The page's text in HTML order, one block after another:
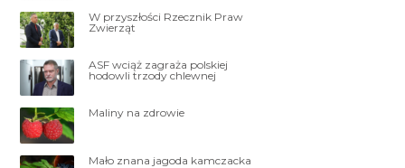
W przyszłości Rzecznik Praw
Zwierząt
ASF wciąż zagraża polskiej
hodowli trzody chlewnej
Maliny na zdrowie
Mało znana jagoda kamczacka